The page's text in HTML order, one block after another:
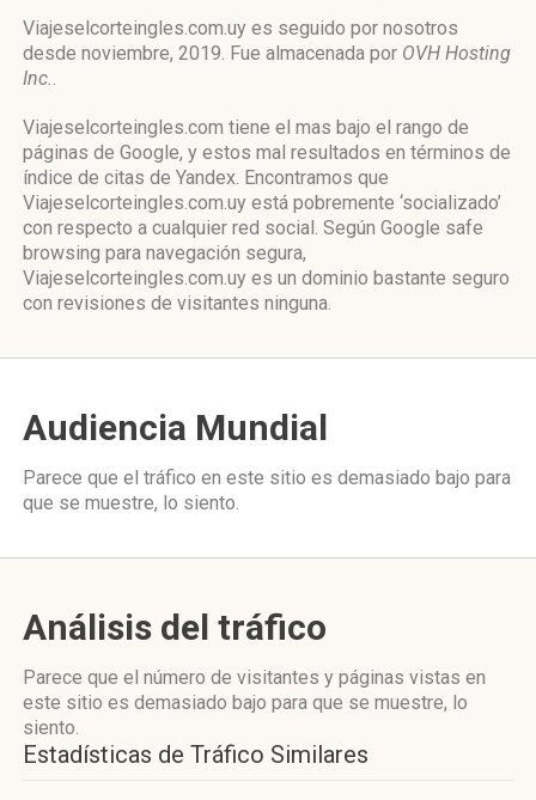
Viajeselcorteingles.com.uy es seguido por nosotros
desde noviembre, 2019. Fue almacenada por OVH Hosting
Inc..
Viajeselcorteingles.com tiene el mas bajo el rango de
páginas de Google, y estos mal resultados en términos de
índice de citas de Yandex. Encontramos que
Viajeselcorteingles.com.uy está pobremente ‘socializado’
con respecto a cualquier red social. Según Google safe
browsing para navegación segura,
Viajeselcorteingles.com.uy es un dominio bastante seguro
con revisiones de visitantes ninguna.
Audiencia Mundial
Parece que el tráfico en este sitio es demasiado bajo para
que se muestre, lo siento.
Análisis del tráfico
Parece que el número de visitantes y páginas vistas en
este sitio es demasiado bajo para que se muestre, lo
siento.
Estadísticas de Tráfico Similares